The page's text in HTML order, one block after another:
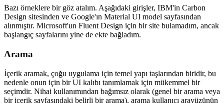
kullanıcı hedeflerine hitap eden yeniden kullanılabilir bileşen ve
şablon kombinasyonlarını gösterirler.
Bazı örneklere bir göz atalım. Aşağıdaki girişler, IBM'in Carbon
alınmıştır. Microsoft'un Fluent Design için bir site bulamadım, ancak
Arama
İçerik aramak, çoğu uygulama için temel yapı taşlarından biridir, bu